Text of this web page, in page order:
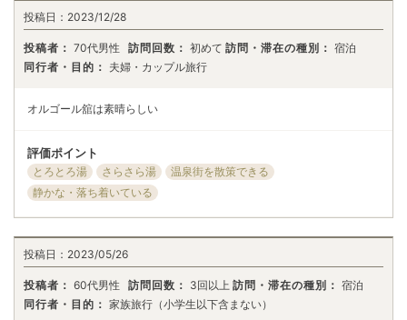
投稿日： 2023/12/28
投稿者： 70代男性 訪問回数： 初めて 訪問・滞在の種別： 宿泊
同行者・目的： 夫婦・カップル旅行
オルゴール舘は素晴らしい
評価ポイント
とろとろ湯 さらさら湯
温泉街を散策できる
静かな・落ち着いている
投稿日： 2023/05/26
投稿者： 60代男性 訪問回数： 3回以上 訪問・滞在の種別： 宿泊
同行者・目的： 家族旅行（小学生以下含まない）